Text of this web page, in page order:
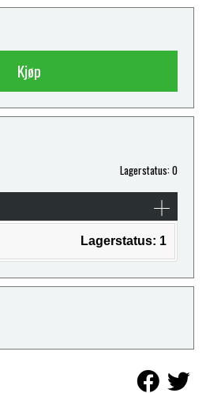
Kjøp
Lagerstatus: 0
Lagerstatus: 1